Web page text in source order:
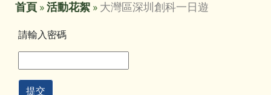
首頁 »活動花絮 » 大灣區深圳創科一日遊
請輸入密碼
提交